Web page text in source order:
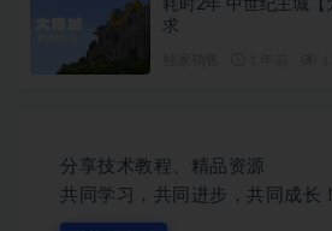
耗时2年 中世纪主城【大树城】 满足你一切需
求
分享技术教程、精品资源
共同学习，共同进步，共同成长！